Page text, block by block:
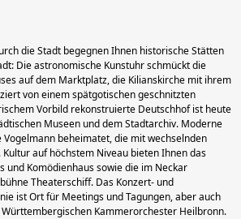
die Stadt begegnen Ihnen historische Stätten
Die astronomische Kunstuhr schmückt die
auf dem Marktplatz, die Kilianskirche mit ihrem
von einem spätgotischen geschnitzten
Vorbild rekonstruierte Deutschhof ist heute
Museen und dem Stadtarchiv. Moderne
Vogelmann beheimatet, die mit wechselnden
auf höchstem Niveau bieten Ihnen das
und Komödienhaus sowie die im Neckar
Theaterschiff. Das Konzert- und
ist Ort für Meetings und Tagungen, aber auch
Kammerorchester Heilbronn.